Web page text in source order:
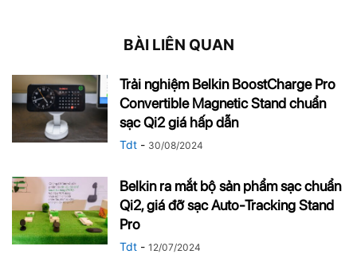
BÀI LIÊN QUAN
Trải nghiệm Belkin BoostCharge Pro
Convertible Magnetic Stand chuẩn
sạc Qi2 giá hấp dẫn
Tdt - 30/08/2024
Belkin ra mắt bộ sản phẩm sạc chuẩn
Qi2, giá đỡ sạc Auto-Tracking Stand
Pro
Tdt - 12/07/2024